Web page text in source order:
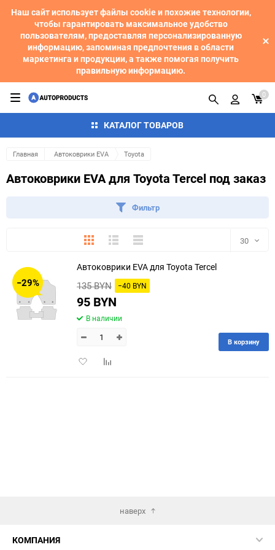
Наш сайт использует файлы cookie и похожие технологии,
чтобы гарантировать максимальное удобство
пользователям, предоставляя персонализированную
информацию, запоминая предпочтения в области
маркетинга и продукции, а также помогая получить
правильную информацию.
КАТАЛОГ ТОВАРОВ
0
Главная Автоковрики EVA Toyota
Автоковрики EVA для Toyota Tercel под заказ
Фильтр
ПлиткаПодробноКомпактно 30
150
−29%
Автоковрики EVA для Toyota Tercel
135 BYN −40 BYN
95 BYN
В наличии
ДобавитьДобавить
В корзину
наверх
КОМПАНИЯ